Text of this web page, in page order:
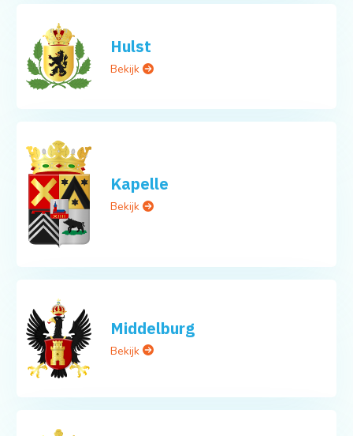
Hulst
Bekijk
Kapelle
Bekijk
Middelburg
Bekijk